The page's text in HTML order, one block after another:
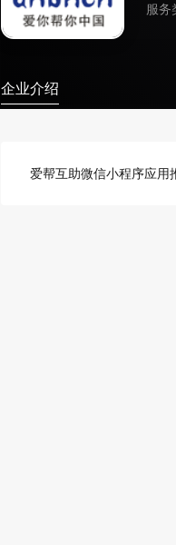
服务
企业介绍
爱帮互助微信小程序应用